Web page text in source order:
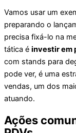
Vamos usar um
preparando o
precisa fixá-lo na
tática é investir em
com stands para
pode ver, é uma
vendas, um dos
atuando.
Ações